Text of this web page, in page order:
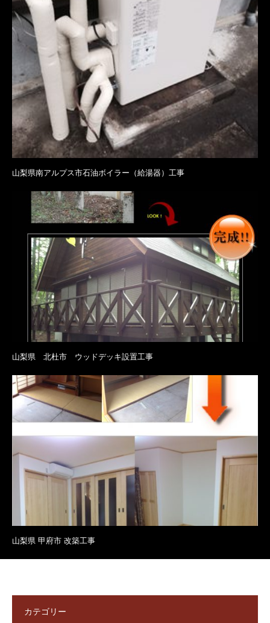
山梨県南アルプス市石油ボイラー（給湯器）工事
山梨県 北杜市 ウッドデッキ設置工事
山梨県 甲府市 改築工事
カテゴリー